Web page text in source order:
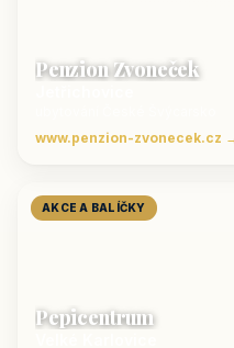
Penzion Zvoneček
www.penzion-zvonecek.cz
AKCE A BALÍČKY
Pepicentrum